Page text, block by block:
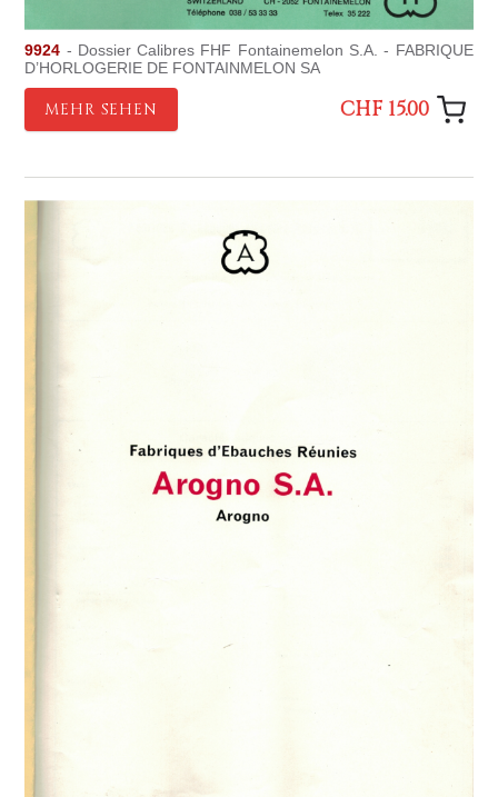
9924 - Dossier Calibres FHF Fontainemelon S.A. - FABRIQUE
D’HORLOGERIE DE FONTAINMELON SA
MEHR SEHEN CHF 15.00